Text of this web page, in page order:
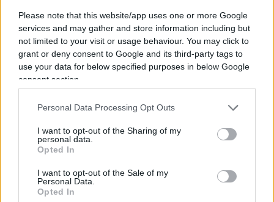
Please note that this website/app uses one or more Google
services and may gather and store information including but
not limited to your visit or usage behaviour. You may click to
grant or deny consent to Google and its third-party tags to
use your data for below specified purposes in below Google
consent section.
Personal Data Processing Opt Outs
I want to opt-out of the Sharing of my
personal data.
Opted In
I want to opt-out of the Sale of my
Personal Data.
Opted In
Chitarra e voce? Scusate, quale voce? Cè da
più fatti diOzzy Osbourne quando decapitava
volatili a morsi. Da vacanza? No, da taverna, da